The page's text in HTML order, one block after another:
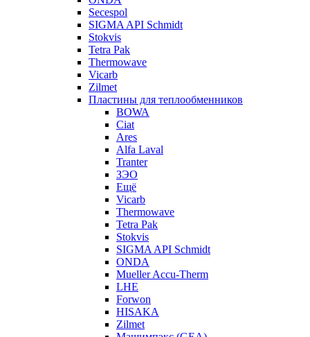
Secespol
SIGMA API Schmidt
Stokvis
Tetra Pak
Thermowave
Vicarb
Zilmet
Пластины для теплообменников
BOWA
Ciat
Ares
Alfa Laval
Tranter
ЗЭО
Ещё
Vicarb
Thermowave
Tetra Pak
Stokvis
SIGMA API Schmidt
ONDA
Mueller Accu-Therm
LHE
Forwon
HISAKA
Zilmet